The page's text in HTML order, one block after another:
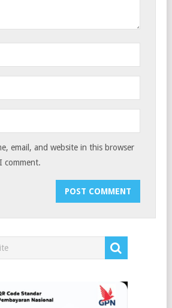
email, and website in this browser
comment.